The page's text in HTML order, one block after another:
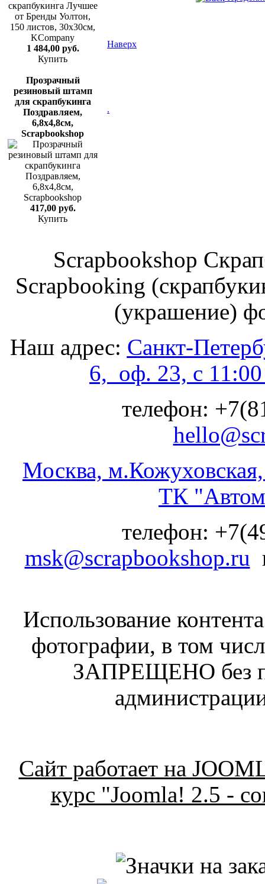
1 484,00 руб.
Купить
Прозрачный
резиновый штамп
для скрапбукинга
Поздравляем,
6,8х4,8см,
Scrapbookshop
417,00 руб.
Купить
Наверх
.
Scrapbookshop
Scrapbooking
(украшение)
Наш адрес: Санкт-
6, оф. 23, с
телефон:
Москва,
ТК
телефон:
msk@scrapbookshop.ru
Использование
фотографии, в том
ЗАПРЕЩЕНО без
Сайт работает на
курс "Joomla! 2.5 -